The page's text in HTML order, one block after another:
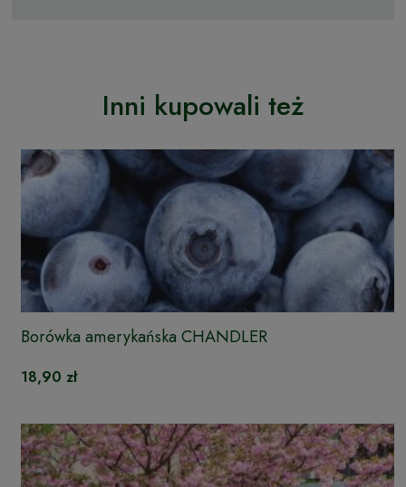
Inni kupowali też
Borówka amerykańska CHANDLER
18,90 zł